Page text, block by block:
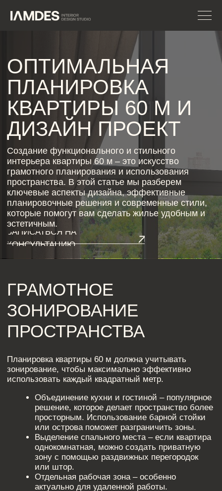
ПЛАНИРОВКА
КВАРТИРЫ 60 М И
ДИЗАЙН ПРОЕКТ
Создание функционального и стильного
интерьера квартиры 60 м – это искусство
грамотного планирования и использования
пространства. В этой статье мы разберем
ключевые аспекты дизайна, эффективные
планировочные решения и современные стили,
которые помогут вам сделать жилье удобным и
эстетичным.
ЗАПИСАТЬСЯ НА
КОНСУЛЬТАЦИЮ
Планировка квартиры 60 м должна учитывать
Объединение кухни и гостиной – популярное
решение, которое делает пространство более
или острова поможет разграничить зоны.
Выделение спального места – если квартира
зону с помощью раздвижных перегородок
или штор.
Компактный стол можно разместить у окна
или встроить в нишу.
ГРАМОТНОЕ
ЗОНИРОВАНИЕ
ПРОСТРАНСТВА